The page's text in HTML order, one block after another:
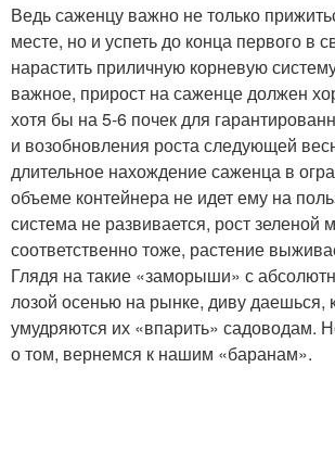
Ведь саженцу важно не только
месте, но и успеть до конца первого в
нарастить приличную корневую
важное, прирост на саженце должен
хотя бы на 5-6 почек для
и возобновления роста следующей
длительное нахождение саженца в
объеме контейнера не идет ему на
система не развивается, рост зеленой
соответственно тоже, растение
Глядя на такие «заморыши» с
лозой осенью на рынке, диву даешься,
умудряются их «впарить» садоводам.
о том, вернемся к нашим «баранам».